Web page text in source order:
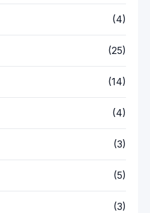
(4)
(25)
(14)
(4)
(3)
(5)
(3)